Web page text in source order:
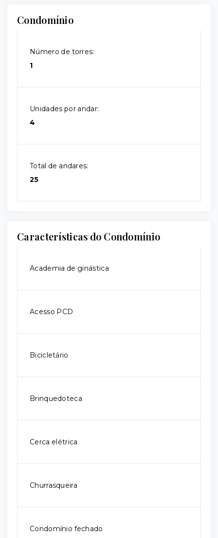
Condomínio
Número de torres:
1
Unidades por andar:
4
Total de andares:
25
Características do Condomínio
Academia de ginástica
Acesso PCD
Bicicletário
Brinquedoteca
Cerca elétrica
Churrasqueira
Condomínio fechado